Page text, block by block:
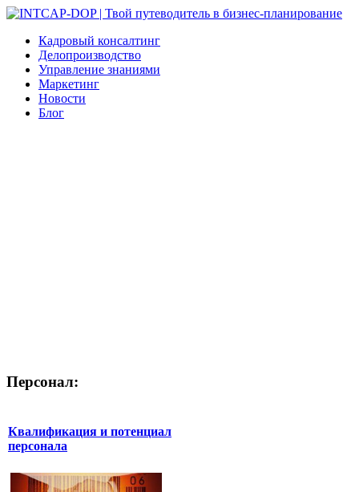
Кадровый консалтинг
Делопроизводство
Управление знаниями
Маркетинг
Новости
Блог
Персонал:
Квалификация и потенциал
персонала